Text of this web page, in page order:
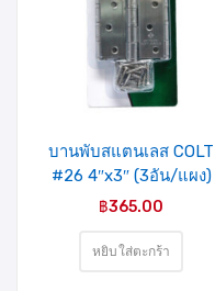
รายการ
สินค้าที่
ชอบ
บานพับสแตนเลส COLT
#26 4″x3″ (3อัน/แผง)
฿365.00
หยิบใส่ตะกร้า